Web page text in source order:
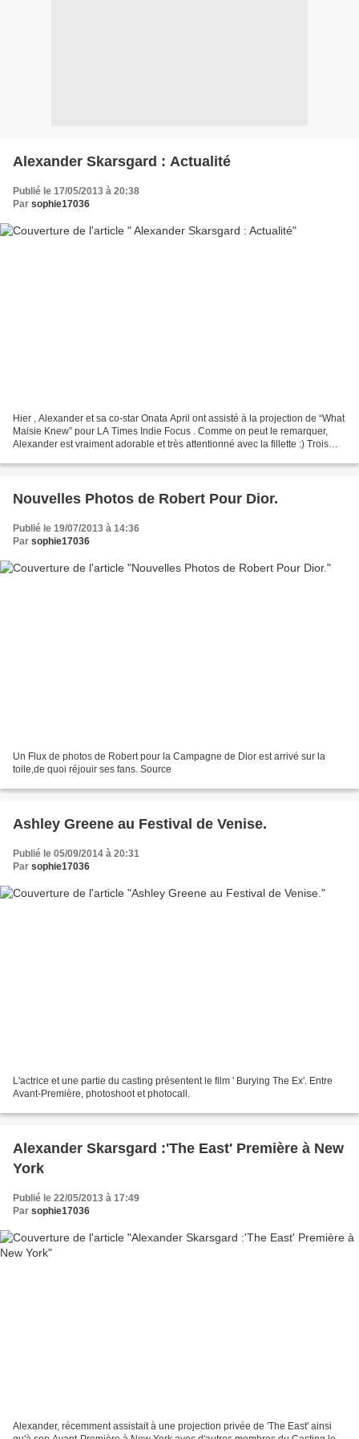
Alexander Skarsgard : Actualité
Publié le 17/05/2013 à 20:38
Par sophie17036
Hier , Alexander et sa co-star Onata April ont assisté à la projection de “What
Maisie Knew” pour LA Times Indie Focus . Comme on peut le remarquer,
Alexander est vraiment adorable et très attentionné avec la fillette :) Trois
Nouvelles Photos de Robert Pour Dior.
Publié le 19/07/2013 à 14:36
Par sophie17036
Un Flux de photos de Robert pour la Campagne de Dior est arrivé sur la
toile,de quoi réjouir ses fans. Source
Ashley Greene au Festival de Venise.
Publié le 05/09/2014 à 20:31
Par sophie17036
L'actrice et une partie du casting présentent le film ' Burying The Ex'. Entre
Avant-Première, photoshoot et photocall.
Alexander Skarsgard :'The East' Première à New
York
Publié le 22/05/2013 à 17:49
Par sophie17036
Alexander, récemment assistait à une projection privée de 'The East' ainsi